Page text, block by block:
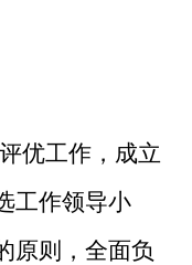
优工作，成立
工作领导小
原则， 全面负